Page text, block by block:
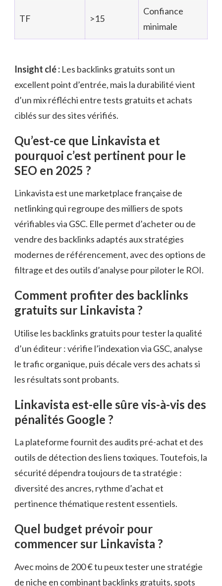
TF >15
Confiance
minimale
Insight clé : Les backlinks gratuits sont un
excellent point d’entrée, mais la durabilité vient
d’un mix réfléchi entre tests gratuits et achats
ciblés sur des sites vérifiés.
Qu’est-ce que Linkavista et
pourquoi c’est pertinent pour le
SEO en 2025 ?
Linkavista est une marketplace française de
netlinking qui regroupe des milliers de spots
vérifiables via GSC. Elle permet d’acheter ou de
vendre des backlinks adaptés aux stratégies
modernes de référencement, avec des options de
filtrage et des outils d’analyse pour piloter le ROI.
Comment profiter des backlinks
gratuits sur Linkavista ?
Utilise les backlinks gratuits pour tester la qualité
d’un éditeur : vérifie l’indexation via GSC, analyse
le trafic organique, puis décale vers des achats si
les résultats sont probants.
Linkavista est-elle sûre vis-à-vis des
pénalités Google ?
La plateforme fournit des audits pré-achat et des
outils de détection des liens toxiques. Toutefois, la
sécurité dépendra toujours de ta stratégie :
diversité des ancres, rythme d’achat et
pertinence thématique restent essentiels.
Quel budget prévoir pour
commencer sur Linkavista ?
Avec moins de 200 € tu peux tester une stratégie
de niche en combinant backlinks gratuits, spots